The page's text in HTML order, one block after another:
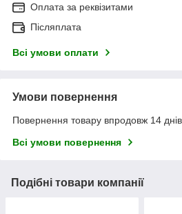
Оплата за реквізитами
Післяплата
Всі умови оплати
Умови повернення
Повернення товару впродовж 14
Всі умови повернення
Подібні товари компанії